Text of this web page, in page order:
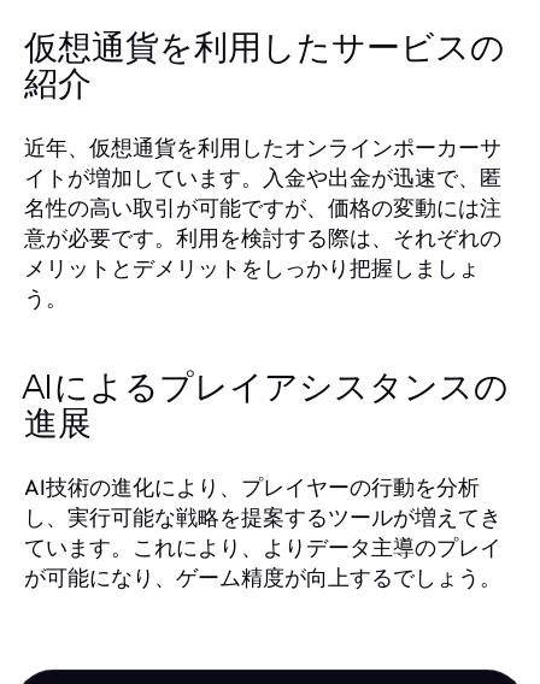
仮想通貨を利用したサービスの
紹介
近年、仮想通貨を利用したオンラインポーカーサ
イトが増加しています。入金や出金が迅速で、匿
名性の高い取引が可能ですが、価格の変動には注
意が必要です。利用を検討する際は、それぞれの
メリットとデメリットをしっかり把握しましょ
う。
AIによるプレイアシスタンスの
進展
AI技術の進化により、プレイヤーの行動を分析
し、実行可能な戦略を提案するツールが増えてき
ています。これにより、よりデータ主導のプレイ
が可能になり、ゲーム精度が向上するでしょう。